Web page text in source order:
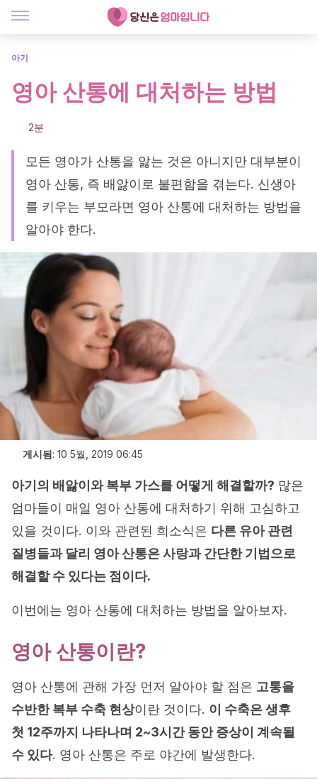
아기
영아 산통에 대처하는 방법
2분
모든 영아가 산통을 앓는 것은 아니지만 대부분이
영아 산통, 즉 배앓이로 불편함을 겪는다. 신생아
를 키우는 부모라면 영아 산통에 대처하는 방법을
알아야 한다.
게시됨: 10 5월, 2019 06:45
아기의 배앓이와 복부 가스를 어떻게 해결할까? 많은
엄마들이 매일 영아 산통에 대처하기 위해 고심하고
있을 것이다. 이와 관련된 희소식은 다른 유아 관련
질병들과 달리 영아 산통은 사랑과 간단한 기법으로
해결할 수 있다는 점이다.
이번에는 영아 산통에 대처하는 방법을 알아보자.
영아 산통이란?
영아 산통에 관해 가장 먼저 알아야 할 점은 고통을
수반한 복부 수축 현상이란 것이다. 이 수축은 생후
첫 12주까지 나타나며 2~3시간 동안 증상이 계속될
수 있다. 영아 산통은 주로 야간에 발생한다.